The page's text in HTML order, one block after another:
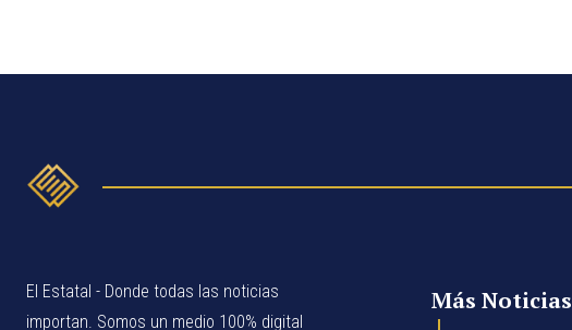
El Estatal - Donde todas las noticias
importan. Somos un medio 100% digital
Más Noticias